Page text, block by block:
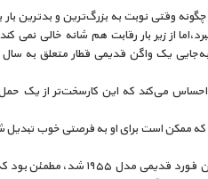
وقتی نوبت به بزرگ‌ترین و بدترین بار
از زیر بار رقابت هم شانه خالی نمی
احساس می‌کند که این کارسخت‌تر از یک
که ممکن است برای او به فرصتی خوب تبدیل
هنگامی که «روی» برنده‌ی امتیاز حمل و نقل یک ماشبن فورد قدیمی مدل